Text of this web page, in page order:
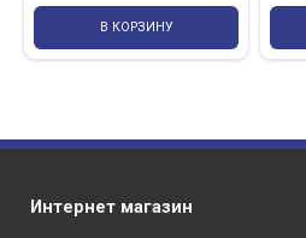
В КОРЗИНУ
Интернет магазин